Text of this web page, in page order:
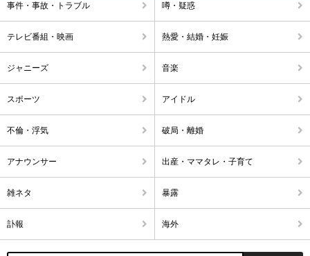
事件・事故・トラブル 噂・疑惑
テレビ番組・映画 熱愛・結婚・妊娠
ジャニーズ 音楽
スポーツ アイドル
不倫・浮気 破局・離婚
アナウンサー 出産・ママタレ・子育て
雑ネタ 暴露
訃報 海外